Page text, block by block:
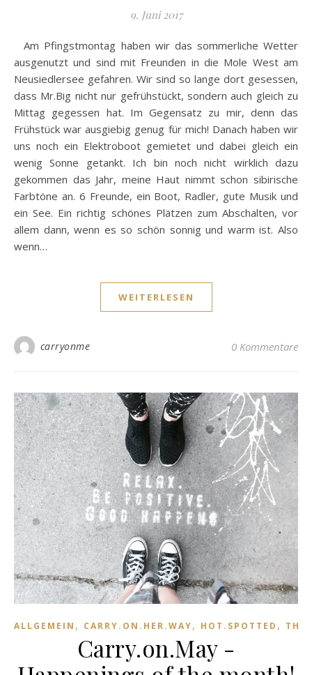
9. Juni 2017
Am Pfingstmontag haben wir das sommerliche Wetter
ausgenutzt und sind mit Freunden in die Mole West am
Neusiedlersee gefahren. Wir sind so lange dort gesessen,
dass Mr.Big nicht nur gefrühstückt, sondern auch gleich zu
Mittag gegessen hat. Im Gegensatz zu mir, denn das
Frühstück war ausgiebig genug für mich! Danach haben wir
uns noch ein Elektroboot gemietet und dabei gleich ein
wenig Sonne getankt. Ich bin noch nicht wirklich dazu
gekommen das Jahr, meine Haut nimmt schon sibirische
Farbtöne an. 6 Freunde, ein Boot, Radler, gute Musik und
ein See. Ein richtig schönes Plätzen zum Abschalten, vor
allem dann, wenn es so schön sonnig und warm ist. Also
wenn…
WEITERLESEN
carryonme 0 Kommentare
ALLGEMEIN , CARRY.ON.HER.WAY, HOT.SPOTTED ,
Carry.on.May -